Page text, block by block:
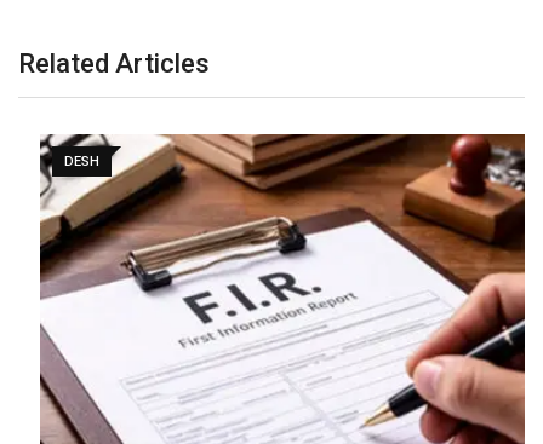
Related Articles
DESH